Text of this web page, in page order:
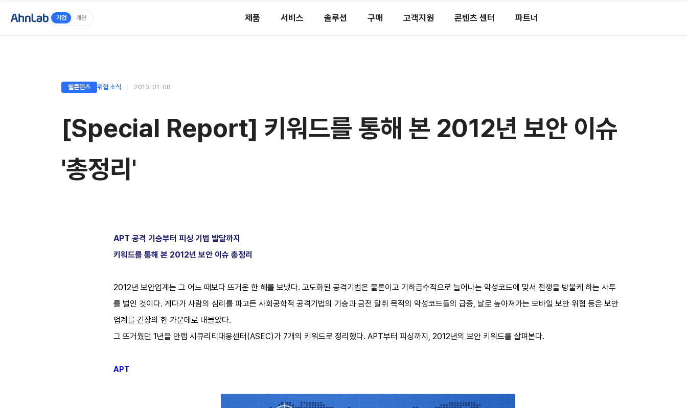
기업 개인 제품 서비스 솔루션 구매 고객지원 콘텐츠 센터 파트너
웹콘텐츠 위협 소식 2013-01-08
[Special Report] 키워드를 통해 본 2012년 보안 이슈
'총정리'
APT 공격 기승부터 피싱 기법 발달까지
키워드를 통해 본 2012년 보안 이슈 총정리
2012년 보안업계는 그 어느 때보다 뜨거운 한 해를 보냈다. 고도화된 공격기법은 물론이고 기하급수적으로 늘어나는 악성코드에 맞서 전쟁을 방불케 하는 사투
를 벌인 것이다. 게다가 사람의 심리를 파고든 사회공학적 공격기법의 기승과 금전 탈취 목적의 악성코드들의 급증, 날로 높아져가는 모바일 보안 위협 등은 보안
업계를 긴장의 한 가운데로 내몰았다.
그 뜨거웠던 1년을 안랩 시큐리티대응센터(ASEC)가 7개의 키워드로 정리했다. APT부터 피싱까지, 2012년의 보안 키워드를 살펴본다.
APT